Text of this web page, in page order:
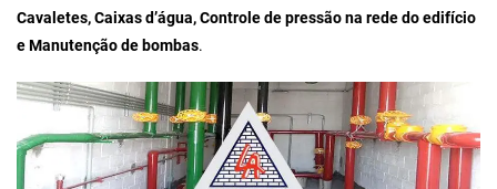
Cavaletes, Caixas d’água, Controle de pressão na rede do edifício
e Manutenção de bombas.